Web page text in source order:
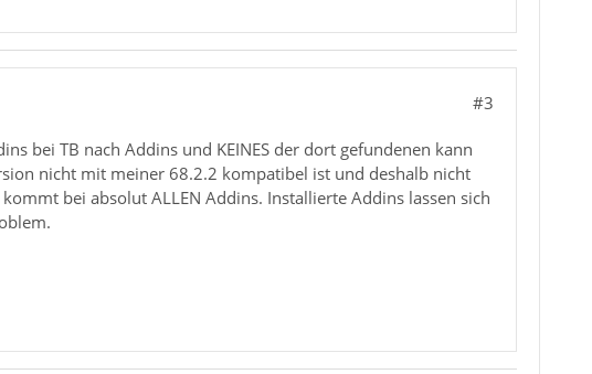
#3
bei TB nach Addins und KEINES der dort gefundenen kann
nicht mit meiner 68.2.2 kompatibel ist und deshalb nicht
bei absolut ALLEN Addins. Installierte Addins lassen sich